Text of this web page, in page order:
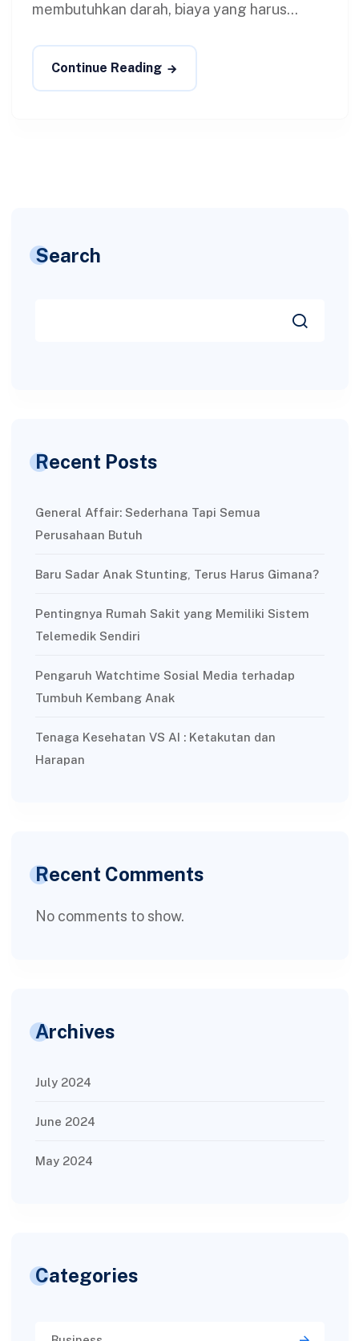
membutuhkan darah, biaya yang harus...
Continue Reading
Search
Recent Posts
General Affair: Sederhana Tapi Semua
Perusahaan Butuh
Baru Sadar Anak Stunting, Terus Harus Gimana?
Pentingnya Rumah Sakit yang Memiliki Sistem
Telemedik Sendiri
Pengaruh Watchtime Sosial Media terhadap
Tumbuh Kembang Anak
Tenaga Kesehatan VS AI : Ketakutan dan
Harapan
Recent Comments
No comments to show.
Archives
July 2024
June 2024
May 2024
Categories